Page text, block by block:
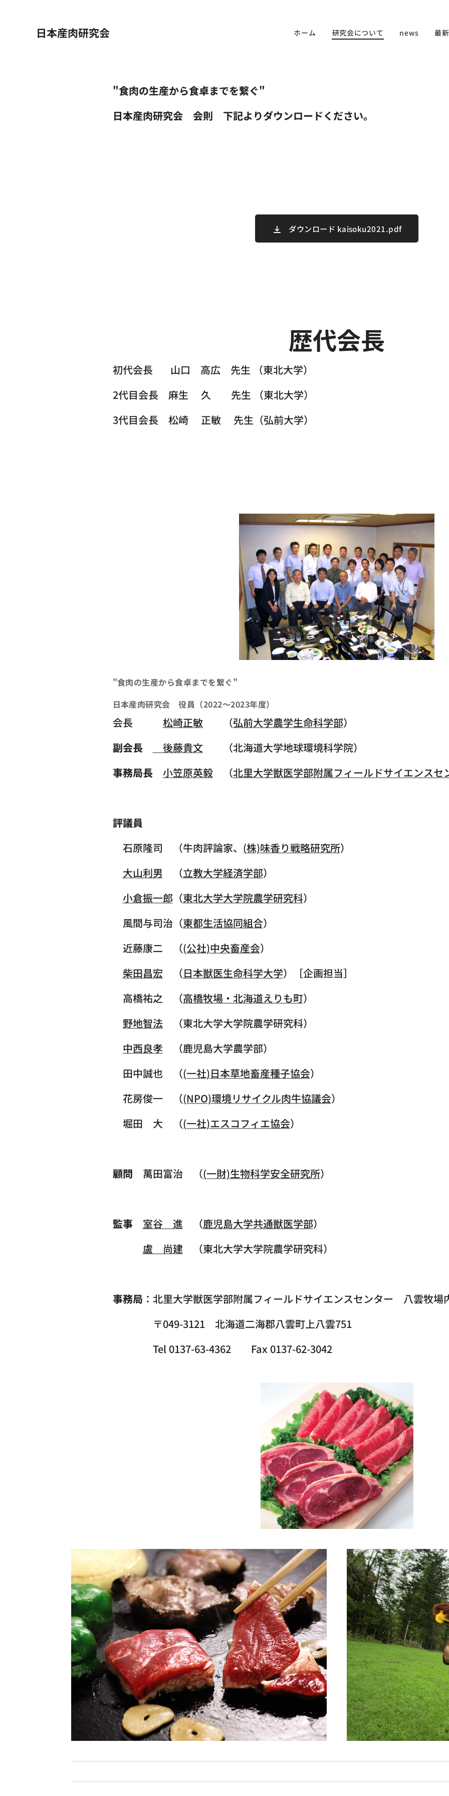
日本産肉研究会 ホーム 研究会について news 最
"食肉の生産から食卓までを繋ぐ"
日本産肉研究会 会則 下記よりダウンロードください。
ダウンロード kaisoku2021.pdf
歴代会長
初代会長 山口 高広 先生 （東北大学）
2代目会長 麻生 久 先生 （東北大学）
3代目会長 松崎 正敏 先生（弘前大学）
"食肉の生産から食卓までを繋ぐ"
日本産肉研究会 役員（2022～2023年度）
会長 松崎正敏（弘前大学農学生命科学部）
副会長
後藤貴文（北海道大学地球環境科学院）
事務局長
小笠原英毅（北里大学獣医学部附属フィールドサイエンスセ
評議員
石原隆司 （牛肉評論家、 (株)味香り戦略研究所）
大山利男 （立教大学経済学部）
小倉振一郎 （東北大学大学院農学研究科）
風間与司治（東都生活協同組合）
近藤康二 （(公社)中央畜産会）
柴田昌宏 （日本獣医生命科学大学）［企画担当］
高橋祐之 （高橋牧場・北海道えりも町）
野地智法 （東北大学大学院農学研究科）
中西良孝 （鹿児島大学農学部）
田中誠也 （(一社)日本草地畜産種子協会）
花房俊一 （(NPO)環境リサイクル肉牛協議会）
堀田 大 （(一社)エスコフィエ協会）
顧問 萬田富治 （(一財)生物科学安全研究所）
監事 室谷 進（鹿児島大学共通獣医学部）
盧 尚建（東北大学大学院農学研究科）
事務局 ：北里大学獣医学部附属フィールドサイエンスセンター 八雲牧
〒049-3121 北海道二海郡八雲町上八雲751
Tel 0137-63-4362 Fax 0137-62-3042